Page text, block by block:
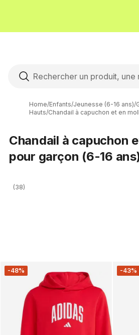
Home/Enfants/Jeunesse (6-16 ans)/
Hauts/Chandail à capuchon et en
Chandail à capuchon
pour garçon (6-16
(38)
-48% -43%